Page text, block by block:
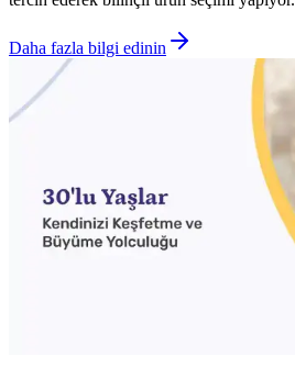
Daha fazla bilgi edinin